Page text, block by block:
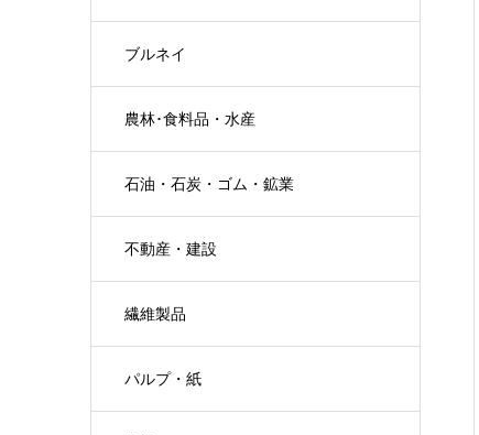
ブルネイ
農林･食料品・水産
石油・石炭・ゴム・鉱業
不動産・建設
繊維製品
パルプ・紙